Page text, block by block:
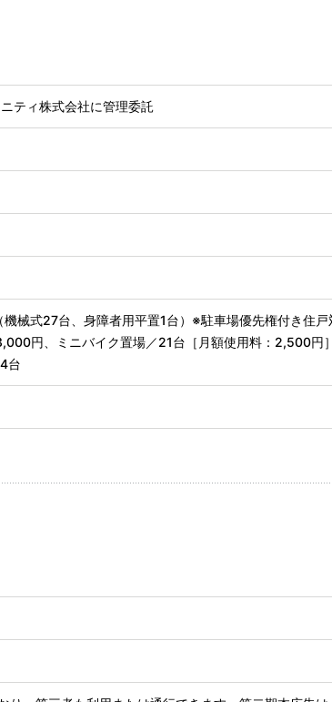
ティ株式会社に管理委託
械式27台、身障者用平置1台）※駐車場優先権付き住
円、ミニバイク置場／21台［月額使用料：2,500円
台